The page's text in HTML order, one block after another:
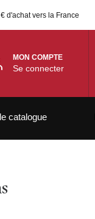
d'achat vers la France
MON COMPTE
Se connecter
catalogue